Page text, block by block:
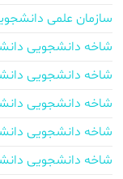
سازمان علمی
شاخه دانشجویی
شاخه دانشجویی
شاخه دانشجویی
شاخه دانشجویی
شاخه دانشجویی